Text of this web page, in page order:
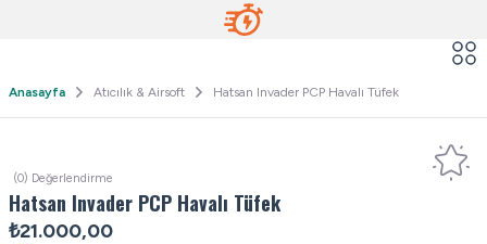
Anasayfa Atıcılık & Airsoft Hatsan Invader PCP Havalı Tüfek
(0) Değerlendirme
Hatsan Invader PCP Havalı Tüfek
₺21.000,00